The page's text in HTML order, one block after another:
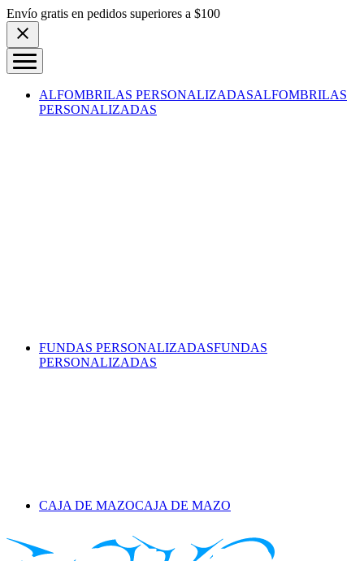
Skip to content
Envío gratis en pedidos superiores a $100
ALFOMBRILAS PERSONALIZADASALFOMBRILAS
PERSONALIZADAS
FUNDAS PERSONALIZADASFUNDAS
PERSONALIZADAS
CAJA DE MAZOCAJA DE MAZO